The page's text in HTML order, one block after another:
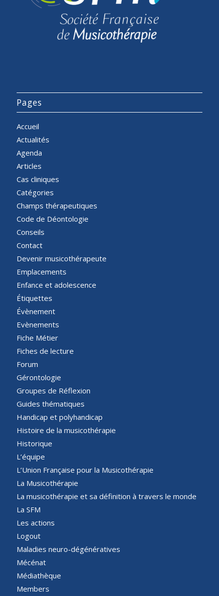
Pages
Accueil
Actualités
Agenda
Articles
Cas cliniques
Catégories
Champs thérapeutiques
Code de Déontologie
Conseils
Contact
Devenir musicothérapeute
Emplacements
Enfance et adolescence
Étiquettes
Évènement
Evènements
Fiche Métier
Fiches de lecture
Forum
Gérontologie
Groupes de Réflexion
Guides thématiques
Handicap et polyhandicap
Histoire de la musicothérapie
Historique
L’équipe
L’Union Française pour la Musicothérapie
La Musicothérapie
La musicothérapie et sa définition à travers le monde
La SFM
Les actions
Logout
Maladies neuro-dégénératives
Mécénat
Médiathèque
Members